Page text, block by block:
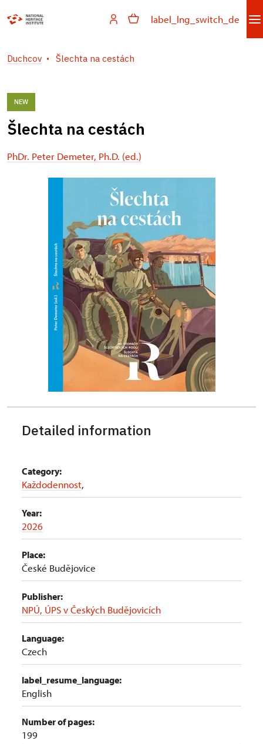
label_lng_switch_de
Duchcov Šlechta na cestách
NEW
Šlechta na cestách
PhDr. Peter Demeter, Ph.D. (ed.)
Detailed information
Category:
Každodennost,
Year:
2026
Place:
České Budějovice
Publisher:
NPÚ, ÚPS v Českých Budějovicích
Language:
Czech
label_resume_language:
English
Number of pages:
199